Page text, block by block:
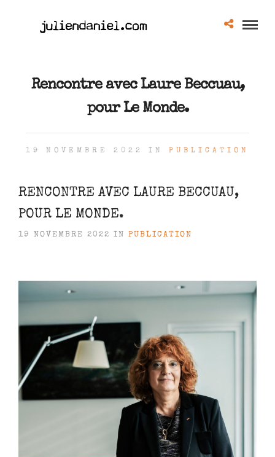
Rencontre avec Laure Beccuau,
pour Le Monde.
19 NOVEMBRE 2022 IN PUBLICATION
RENCONTRE AVEC LAURE BECCUAU,
POUR LE MONDE.
19 NOVEMBRE 2022 IN PUBLICATION